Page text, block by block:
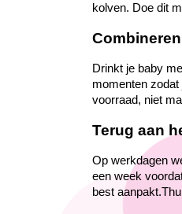
kolven. Doe dit
Drinkt je baby
momenten
voorraad, niet
Terug aan
Op werkdagen
een week
best